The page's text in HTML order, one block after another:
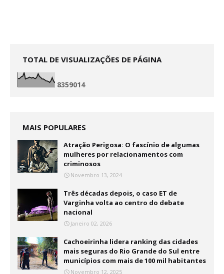
TOTAL DE VISUALIZAÇÕES DE PÁGINA
8359014
MAIS POPULARES
Atração Perigosa: O fascínio de algumas
mulheres por relacionamentos com
criminosos
Novembro 13, 2024
Três décadas depois, o caso ET de
Varginha volta ao centro do debate
nacional
Janeiro 02, 2026
Cachoeirinha lidera ranking das cidades
mais seguras do Rio Grande do Sul entre
municípios com mais de 100 mil habitantes
Novembro 12, 2025